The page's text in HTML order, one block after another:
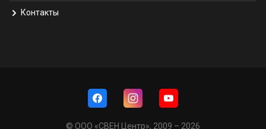
Контакты
© ООО «СВЕН Центр», 2009 – 2026